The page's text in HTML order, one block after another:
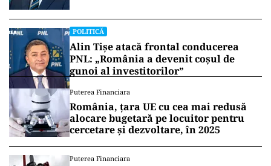
POLITICĂ
Alin Tișe atacă frontal conducerea
PNL: „România a devenit coșul de
gunoi al investitorilor”
Puterea Financiara
România, țara UE cu cea mai redusă
alocare bugetară pe locuitor pentru
cercetare și dezvoltare, în 2025
Puterea Financiara